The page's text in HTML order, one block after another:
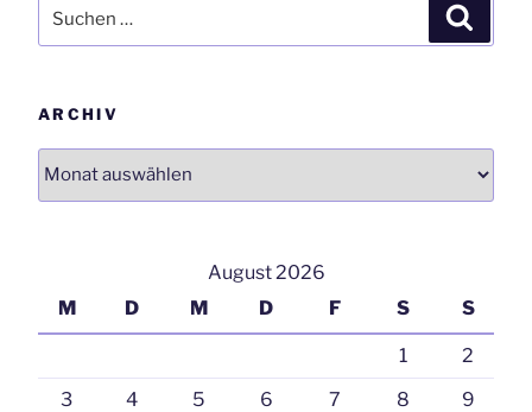
nach:
ARCHIV
August 2026
M
D M D F S S
1
2
3
4 5 6 7 8
9